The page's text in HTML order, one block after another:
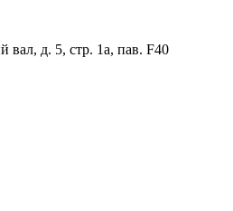
вал, д. 5, стр. 1а, пав. F40